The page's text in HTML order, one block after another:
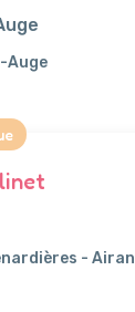
Auge
- Airan